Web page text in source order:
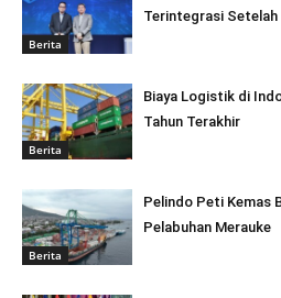
Berita
Terintegrasi Setelah
Berita
Biaya Logistik di
Tahun Terakhir
Berita
Pelindo Peti Kemas
Pelabuhan Merauke